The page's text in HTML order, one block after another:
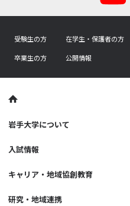
受験生の方 在学生・保護者の方
卒業生の方
公開情報
岩手大学について
入試情報
キャリア・地域協創教育
研究・地域連携